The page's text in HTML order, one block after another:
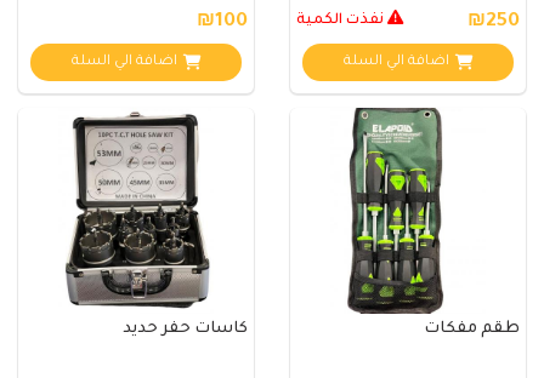
₪250 نفذت الكمية
اضافة الي السلة
₪100
اضافة الي السلة
طقم مفكات كاسات حفر حديد